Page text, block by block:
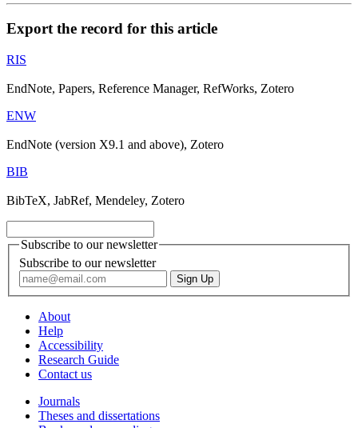
Export the record for this article
RIS
EndNote, Papers, Reference Manager, RefWorks, Zotero
ENW
EndNote (version X9.1 and above), Zotero
BIB
BibTeX, JabRef, Mendeley, Zotero
Subscribe to our newsletter
Subscribe to our newsletter
About
Help
Accessibility
Research Guide
Contact us
Journals
Theses and dissertations